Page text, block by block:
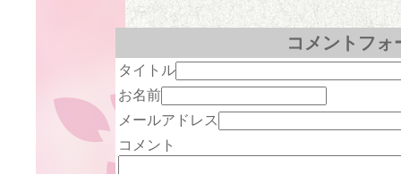
コメントフォ
タイトル
お名前
メールアドレス
コメント